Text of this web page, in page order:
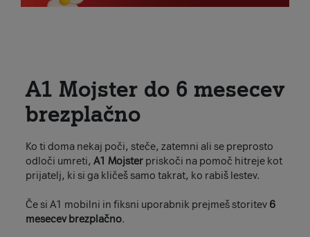
A1 Mojster do 6 mesecev
brezplačno
Ko ti doma nekaj poči, steče, zatemni ali se preprosto
odloči umreti, A1 Mojster priskoči na pomoč hitreje kot
prijatelj, ki si ga kličeš samo takrat, ko rabiš lestev.
Če si A1 mobilni in fiksni uporabnik prejmeš storitev 6
mesecev brezplačno.